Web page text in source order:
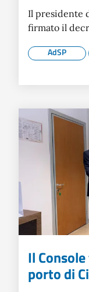
Il presidente
firmato il
AdSP
Il
porto di